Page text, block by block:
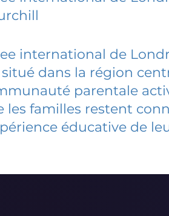
international de
dans la région
parentale
les familles restent
éducative de